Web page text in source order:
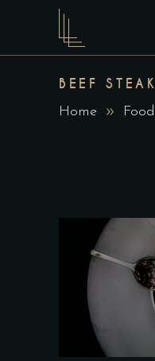
BEEF STEAK
Home Food